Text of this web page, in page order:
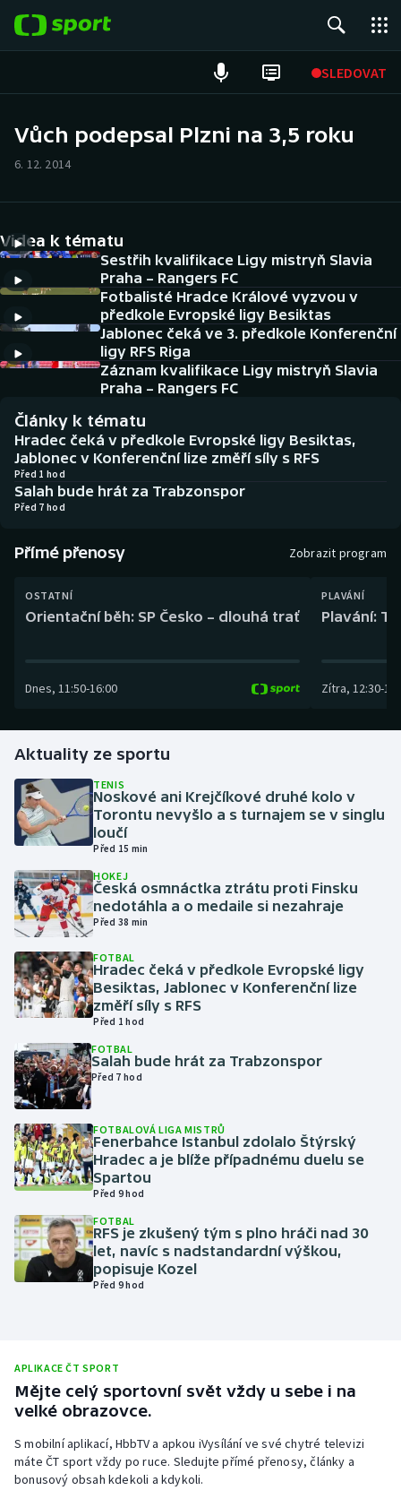
SLEDOVAT
Hokej
Tenis
Atletika
Cyklistika
DALŠÍ SPORTY
Americký fotbal
Baseball a softbal
Basketbal
Biatlon
Boby a skeleton
Futsal
Golf
Gymnastika
Házená
Jezdectví
Judo
Krasobruslení
Lezení
Lyže a snowboard
Moderní pětiboj
Motorsport
Olympijské hry
Parasport
Plážový volejbal
Ragby
Rychlobruslení
Rychlostní kanoistika
NEPŘEHLÉDNĚTE
Soutěže
Historické návraty
Aplikace ČT sport
AZ kvíz
Vůch podepsal Plzni na 3,5 roku
6. 12. 2014
Videa k tématu
Sestřih kvalifikace Ligy mistryň Slavia
Praha – Rangers FC
Fotbalisté Hradce Králové vyzvou v
předkole Evropské ligy Besiktas
Jablonec čeká ve 3. předkole Konferenční
ligy RFS Riga
Záznam kvalifikace Ligy mistryň Slavia
Praha – Rangers FC
Články k tématu
Hradec čeká v předkole Evropské ligy Besiktas,
Jablonec v Konferenční lize změří síly s RFS
Před 1 hod
Salah bude hrát za Trabzonspor
Před 7 hod
Přímé přenosy Zobrazit program
OSTATNÍ
Orientační běh: SP Česko – dlouhá trať
Dnes, 11:50-16:00
PLAVÁNÍ
Plavání:
Zítra, 12:30-
Aktuality ze sportu
TENIS
Noskové ani Krejčíkové druhé kolo v
Torontu nevyšlo a s turnajem se v singlu
loučí
Před 15 min
HOKEJ
Česká osmnáctka ztrátu proti Finsku
nedotáhla a o medaile si nezahraje
Před 38 min
FOTBAL
Hradec čeká v předkole Evropské ligy
Besiktas, Jablonec v Konferenční lize
změří síly s RFS
Před 1 hod
FOTBAL
Salah bude hrát za Trabzonspor
Před 7 hod
FOTBALOVÁ LIGA MISTRŮ
Fenerbahce Istanbul zdolalo Štýrský
Hradec a je blíže případnému duelu se
Spartou
Před 9 hod
FOTBAL
RFS je zkušený tým s plno hráči nad 30
let, navíc s nadstandardní výškou,
popisuje Kozel
Před 9 hod
APLIKACE ČT SPORT
Mějte celý sportovní svět vždy u sebe i na
velké obrazovce.
S mobilní aplikací, HbbTV a apkou iVysílání ve své chytré televizi
máte ČT sport vždy po ruce. Sledujte přímé přenosy, články a
bonusový obsah kdekoli a kdykoli.